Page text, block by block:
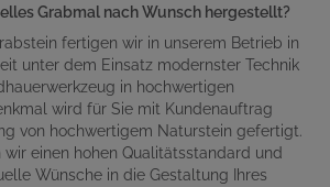
Grabmal nach Wunsch hergestellt?
fertigen wir in unserem Betrieb in
unter dem Einsatz modernster Technik
in hochwertigen
wird für Sie mit Kundenauftrag
von hochwertigem Naturstein gefertigt.
einen hohen Qualitätsstandard und
Wünsche in die Gestaltung Ihres